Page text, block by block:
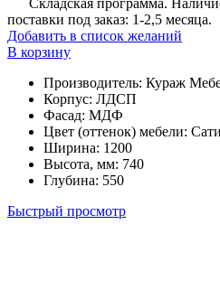
Складская программа.
поставки под заказ: 1-2,5 месяца.
Добавить в список желаний
В корзину
Производитель: Кураж
Корпус: ЛДСП
Фасад: МДФ
Цвет (оттенок) мебели:
Ширина: 1200
Высота, мм: 740
Глубина: 550
Быстрый просмотр